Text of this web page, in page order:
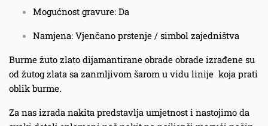
Mogućnost gravure: Da
Namjena: Vjenčano prstenje / simbol zajedništva
Burme žuto zlato dijamantirane obrade obrade izrađene su
od žutog zlata sa zanmljivom šarom u vidu linije koja prati
oblik burme.
Za nas izrada nakita predstavlja umjetnost i nastojimo da